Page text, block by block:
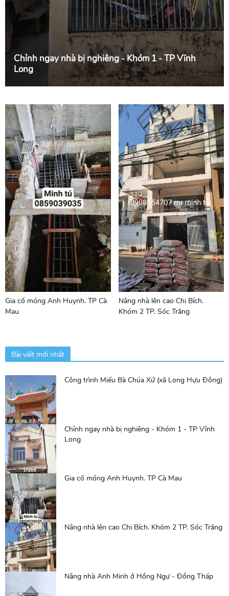
Chỉnh ngay nhà bị nghiêng - Khóm 1 - TP Vĩnh
Long
Gia cố móng Anh Huynh. TP Cà
Mau
Nâng nhà lên cao Chị Bích.
Khóm 2 TP. Sóc Trăng
Bài viết mới nhất
Công trình Miếu Bà Chúa Xứ (xã Long Hựu Đông)
Chỉnh ngay nhà bị nghiêng - Khóm 1 - TP Vĩnh
Long
Gia cố móng Anh Huynh. TP Cà Mau
Nâng nhà lên cao Chị Bích. Khóm 2 TP. Sóc Trăng
Nâng nhà Anh Minh ở Hồng Ngự - Đồng Tháp